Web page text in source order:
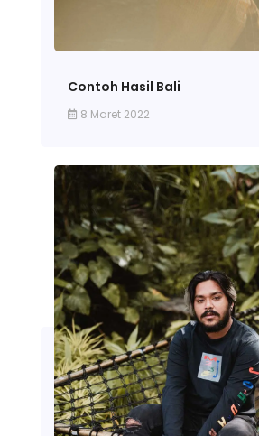
Contoh Hasil Bali
8 Maret 2022